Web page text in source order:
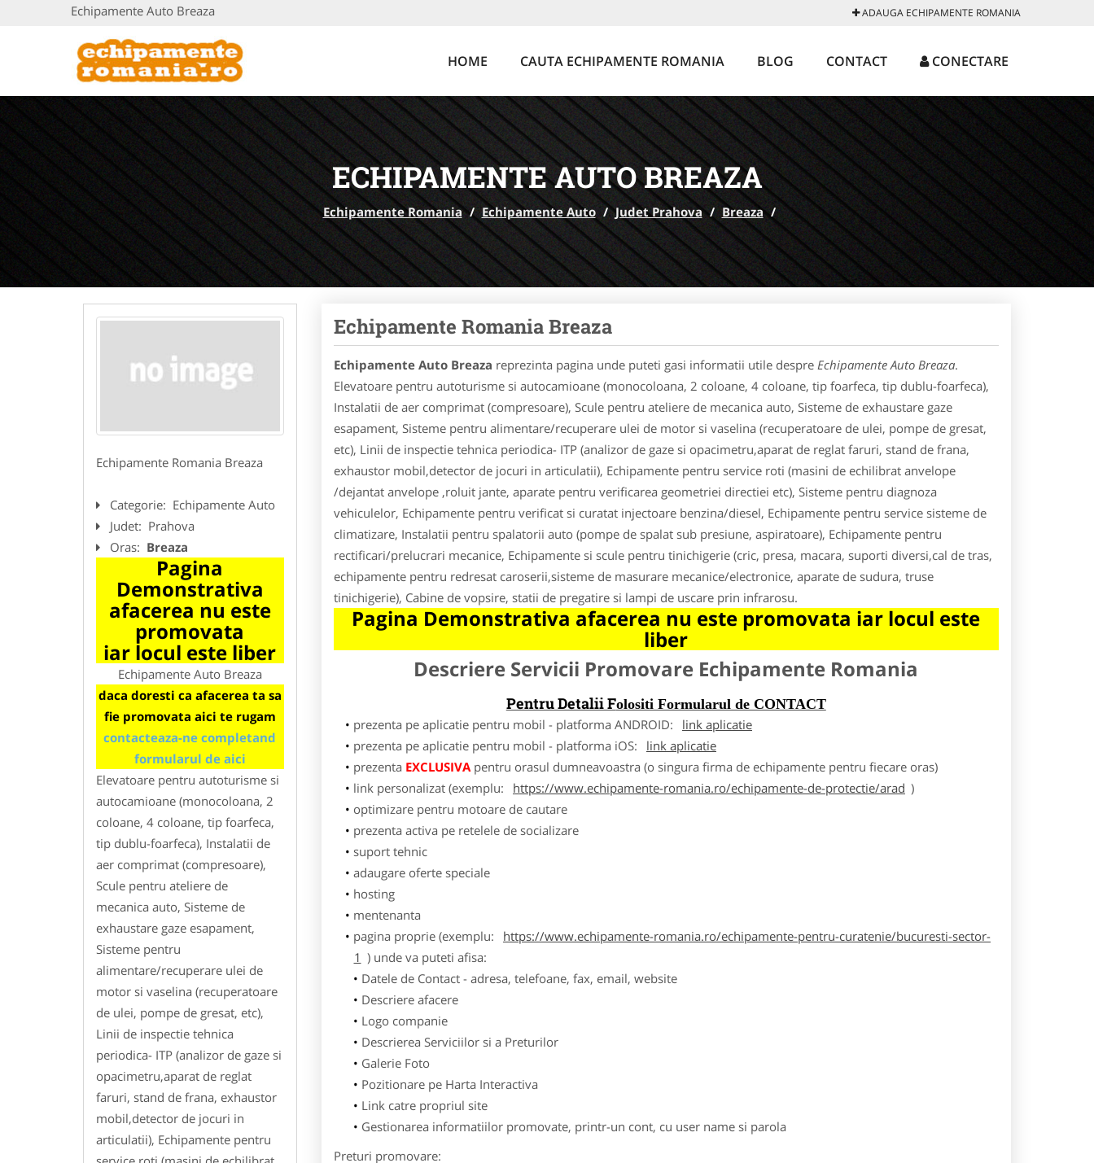
Echipamente Auto Breaza ADAUGA ECHIPAMENTE ROMANIA
HOME CAUTA ECHIPAMENTE ROMANIA BLOG CONTACT CONECTARE
ECHIPAMENTE AUTO BREAZA
Echipamente Romania / Echipamente Auto / Judet Prahova / Breaza /
Echipamente Romania Breaza
Categorie: Echipamente Auto
Judet: Prahova
Oras: Breaza
Pagina
Demonstrativa
afacerea nu este
promovata
iar locul este liber
Echipamente Auto Breaza
daca doresti ca afacerea ta sa
fie promovata aici te rugam
contacteaza-ne completand
formularul de aici
Elevatoare pentru autoturisme si
autocamioane (monocoloana, 2
coloane, 4 coloane, tip foarfeca,
tip dublu-foarfeca), Instalatii de
aer comprimat (compresoare),
Scule pentru ateliere de
mecanica auto, Sisteme de
exhaustare gaze esapament,
Sisteme pentru
alimentare/recuperare ulei de
motor si vaselina (recuperatoare
de ulei, pompe de gresat, etc),
Linii de inspectie tehnica
periodica- ITP (analizor de gaze si
opacimetru,aparat de reglat
faruri, stand de frana, exhaustor
mobil,detector de jocuri in
articulatii), Echipamente pentru
Echipamente Romania Breaza
Echipamente Auto Breaza reprezinta pagina unde puteti gasi informatii utile despre Echipamente Auto Breaza.
Elevatoare pentru autoturisme si autocamioane (monocoloana, 2 coloane, 4 coloane, tip foarfeca, tip dublu-foarfeca),
Instalatii de aer comprimat (compresoare), Scule pentru ateliere de mecanica auto, Sisteme de exhaustare gaze
esapament, Sisteme pentru alimentare/recuperare ulei de motor si vaselina (recuperatoare de ulei, pompe de gresat,
etc), Linii de inspectie tehnica periodica- ITP (analizor de gaze si opacimetru,aparat de reglat faruri, stand de frana,
exhaustor mobil,detector de jocuri in articulatii), Echipamente pentru service roti (masini de echilibrat anvelope
/dejantat anvelope ,roluit jante, aparate pentru verificarea geometriei directiei etc), Sisteme pentru diagnoza
vehiculelor, Echipamente pentru verificat si curatat injectoare benzina/diesel, Echipamente pentru service sisteme de
climatizare, Instalatii pentru spalatorii auto (pompe de spalat sub presiune, aspiratoare), Echipamente pentru
rectificari/prelucrari mecanice, Echipamente si scule pentru tinichigerie (cric, presa, macara, suporti diversi,cal de tras,
echipamente pentru redresat caroserii,sisteme de masurare mecanice/electronice, aparate de sudura, truse
tinichigerie), Cabine de vopsire, statii de pregatire si lampi de uscare prin infrarosu.
Pagina Demonstrativa afacerea nu este promovata iar locul este
liber
Descriere Servicii Promovare Echipamente Romania
Pentru Detalii Folositi Formularul de CONTACT
prezenta pe aplicatie pentru mobil - platforma ANDROID:
link aplicatie
prezenta pe aplicatie pentru mobil - platforma iOS:
link aplicatie
prezenta EXCLUSIVApentru orasul dumneavoastra (o singura firma de echipamente pentru fiecare oras)
link personalizat (exemplu:
https://www.echipamente-romania.ro/echipamente-de-protectie/arad )
optimizare pentru motoare de cautare
prezenta activa pe retelele de socializare
suport tehnic
adaugare oferte speciale
hosting
mentenanta
pagina proprie (exemplu:
https://www.echipamente-romania.ro/echipamente-pentru-curatenie/bucuresti-sector-
1 ) unde va puteti afisa:
Datele de Contact - adresa, telefoane, fax, email, website
Descriere afacere
Logo companie
Descrierea Serviciilor si a Preturilor
Galerie Foto
Pozitionare pe Harta Interactiva
Link catre propriul site
Gestionarea informatiilor promovate, printr-un cont, cu user name si parola
Preturi promovare: